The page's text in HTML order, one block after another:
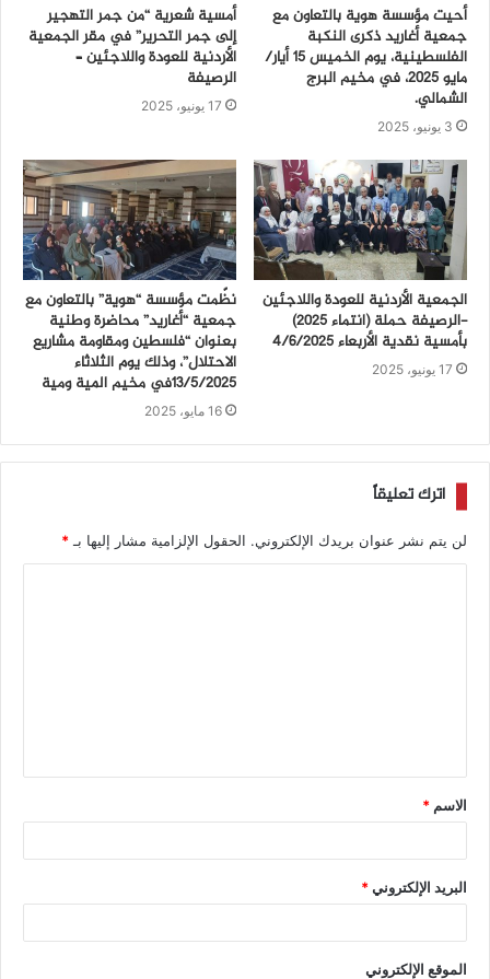
أحيت مؤسسة هوية بالتعاون مع
جمعية أغاريد ذكرى النكبة
الفلسطينية، يوم الخميس 15 أيار/
مايو 2025، في مخيم البرج
الشمالي.
3 يونيو، 2025
أمسية شعرية “من جمر التهجير
إلى جمر التحرير” في مقر الجمعية
الأردنية للعودة واللاجئين –
الرصيفة
17 يونيو، 2025
الجمعية الأردنية للعودة واللاجئين
-الرصيفة حملة (انتماء ٢٠٢٥)
بأمسية نقدية الأربعاء ٤/٦/٢٠٢٥
17 يونيو، 2025
نظّمت مؤسسة “هوية” بالتعاون مع
جمعية “أغاريد” محاضرة وطنية
بعنوان “فلسطين ومقاومة مشاريع
الاحتلال”، وذلك يوم الثلاثاء
13/5/2025في مخيم المية ومية
16 مايو، 2025
اترك تعليقاً
لن يتم نشر عنوان بريدك الإلكتروني. الحقول الإلزامية مشار إليها بـ*
الاسم *
البريد الإلكتروني*
الموقع الإلكتروني